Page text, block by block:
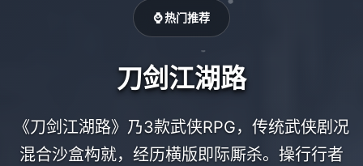
⌚ 热门推荐
刀剑江湖路
《刀剑江湖路》乃3款武侠RPG，传统武侠剧况
混合沙盒构就，经历横版即际厮杀。操行行者